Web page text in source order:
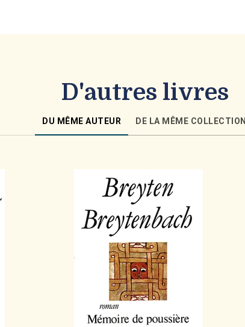
D'autres livres
DU MÊME AUTEUR DE LA MÊME COLLECTION